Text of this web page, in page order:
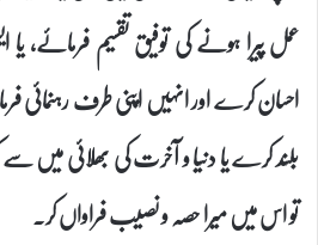
عمل پیرا ہونے کی توفیق تقسیم فرمائے،
احسان کرے اور انہیں اپنی طرف رہنمائی
بلند کرے یا دنیا و آخرت کی بھلائی میں
تو اس میں میرا حصہ و نصیب فراواں کر۔